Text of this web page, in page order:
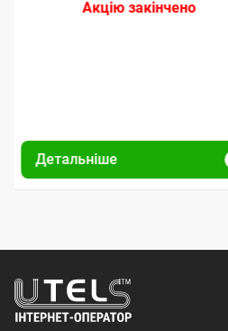
Акцію закінчено
Детальніше